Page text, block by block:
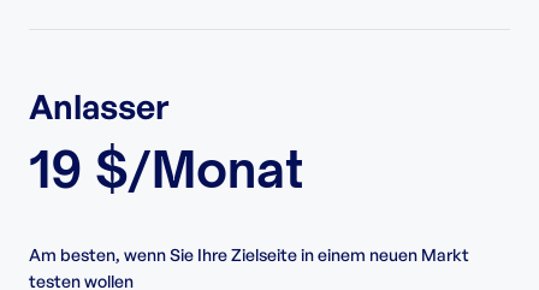
Anlasser
19 $/Monat
Am besten, wenn Sie Ihre Zielseite in einem neuen Markt
testen wollen